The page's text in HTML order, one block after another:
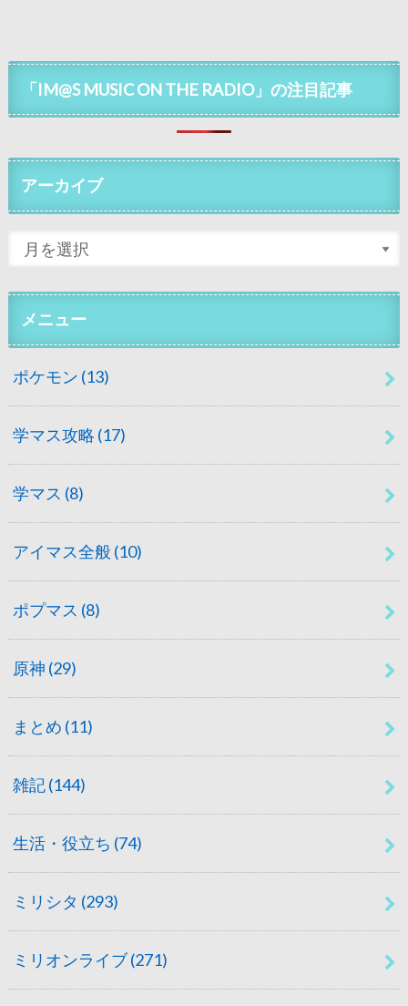
「IM@S MUSIC ON THE RADIO」の注目記事
アーカイブ
メニュー
ポケモン (13)
学マス攻略 (17)
学マス (8)
アイマス全般 (10)
ポプマス (8)
原神 (29)
まとめ (11)
雑記(144)
生活・役立ち (74)
ミリシタ (293)
ミリオンライブ(271)